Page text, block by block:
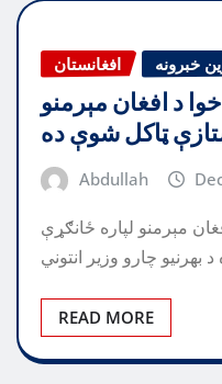
افغانستان خبرونه
د افغان مېرمنو
Abdullah
مېرمنو لپاره ځانګړې
READ MORE